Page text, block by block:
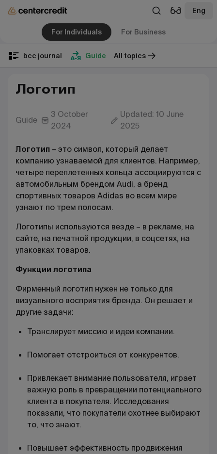
Eng
For Individuals For Business
bcc journal Guide All topics
Логотип
Guide
3 October
2024
Updated: 10 June
2025
Логотип – это символ, который делает
компанию узнаваемой для клиентов. Например,
четыре переплетенных кольца ассоциируются с
автомобильным брендом Audi, а бренд
спортивных товаров Adidas во всем мире
узнают по трем полосам.
Логотипы используются везде – в рекламе, на
сайте, на печатной продукции, в соцсетях, на
упаковках товаров.
Функции логотипа
Фирменный логотип нужен не только для
визуального восприятия бренда. Он решает и
другие задачи:
Транслирует миссию и идеи компании.
Помогает отстроиться от конкурентов.
Привлекает внимание пользователя, играет
важную роль в превращении потенциального
клиента в покупателя. Исследования
показали, что покупатели охотнее выбирают
то, что знают.
Повышает эффективность продвижения